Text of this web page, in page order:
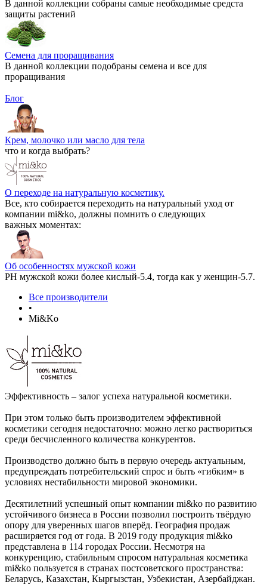
В данной коллекции собраны самые необходимые средста
защиты растений
Семена для проращивания
В данной коллекции подобраны семена и все для
проращивания
Блог
Крем, молочко или масло для тела
что и когда выбрать?
О переходе на натуральную косметику.
Все, кто собирается переходить на натуральный уход от
компании mi&ko, должны помнить о следующих
важных моментах:
Об особенностях мужской кожи
РН мужской кожи более кислый-5.4, тогда как у женщин-5.7.
Все производители
•
Mi&Ko
Эффективность – залог успеха натуральной косметики.
При этом только быть производителем эффективной
косметики сегодня недостаточно: можно легко раствориться
среди бесчисленного количества конкурентов.
Производство должно быть в первую очередь актуальным,
предупреждать потребительский спрос и быть «гибким» в
условиях нестабильности мировой экономики.
Десятилетний успешный опыт компании mi&ko по развитию
устойчивого бизнеса в России позволил построить твёрдую
опору для уверенных шагов вперёд. География продаж
расширяется год от года. В 2019 году продукция mi&ko
представлена в 114 городах России. Несмотря на
конкуренцию, стабильным спросом натуральная косметика
mi&ko пользуется в странах постсоветского пространства:
Беларусь, Казахстан, Кыргызстан, Узбекистан, Азербайджан.